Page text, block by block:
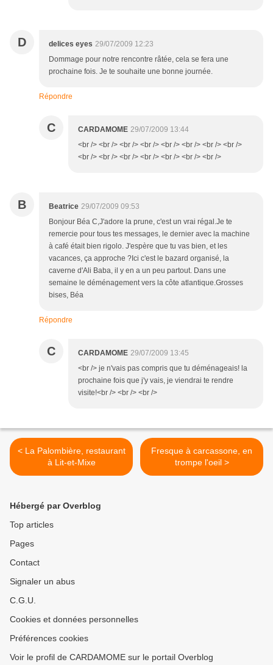
D delices eyes 29/07/2009 12:23
Dommage pour notre rencontre râtée, cela se fera une
prochaine fois. Je te souhaite une bonne journée.
Répondre
C CARDAMOME 29/07/2009 13:44
<br /> <br /> <br /> <br /> <br /> <br /> <br /> <br />
<br /> <br /> <br /> <br /> <br /> <br /> <br />
B Beatrice 29/07/2009 09:53
Bonjour Béa C,J'adore la prune, c'est un vrai régal.Je te
remercie pour tous tes messages, le dernier avec la machine
à café était bien rigolo. J'espère que tu vas bien, et les
vacances, ça approche ?Ici c'est le bazard organisé, la
caverne d'Ali Baba, il y en a un peu partout. Dans une
semaine le déménagement vers la côte atlantique.Grosses
bises, Béa
Répondre
C CARDAMOME 29/07/2009 13:45
<br /> je n'vais pas compris que tu déménageais! la
prochaine fois que j'y vais, je viendrai te rendre
visite!<br /> <br /> <br />
< La Palombière, restaurant
à Lit-et-Mixe
Fresque à carcassone, en
trompe l'oeil >
Hébergé par Overblog
Top articles
Pages
Contact
Signaler un abus
C.G.U.
Cookies et données personnelles
Préférences cookies
Voir le profil de CARDAMOME sur le portail Overblog